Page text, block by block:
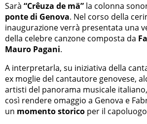
Sarà “Crêuza de mä” la colonna
ponte di Genova. Nel corso della
inaugurazione verrà presentata una
della celebre canzone composta da
Mauro Pagani.
A interpretarla, su iniziativa della
ex moglie del cantautore genovese,
artisti del panorama musicale
così rendere omaggio a Genova e
un momento storico per il